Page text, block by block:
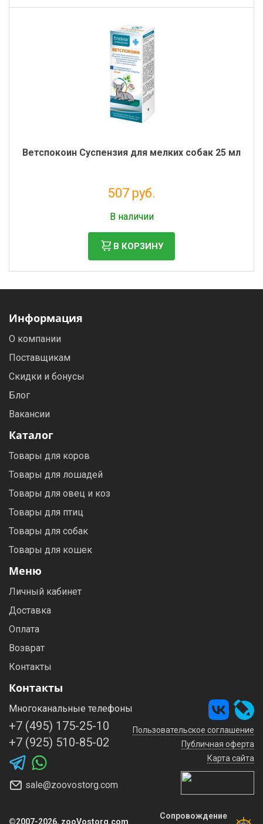
Ветспокоин Суспензия для мелких собак 25 мл
507 руб.
В наличии
В КОРЗИНУ
Информация
О компании
Поставщикам
Скидки и бонусы
Блог
Вакансии
Каталог
Товары для коров
Товары для лошадей
Товары для овец и коз
Товары для птиц
Товары для собак
Товары для кошек
Меню
Личный кабинет
Доставка
Оплата
Возврат
Контакты
Контакты
Многоканальные телефоны
+7 (495) 175-25-10
+7 (925) 510-85-02
sale@zoovostorg.com
Пользовательское соглашение
Публичная оферта
Карта сайта
©2007-2026, zooVostorg.com
Сопровождение